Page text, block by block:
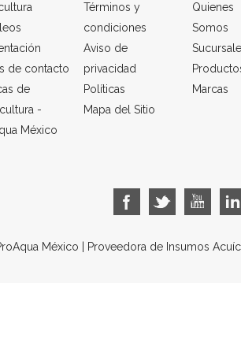
de contacto
de
-
México
Términos y
condiciones
Aviso de
privacidad
Políticas
Mapa del Sitio
Quienes
Somos
Marcas
México | Proveedora de Insumos